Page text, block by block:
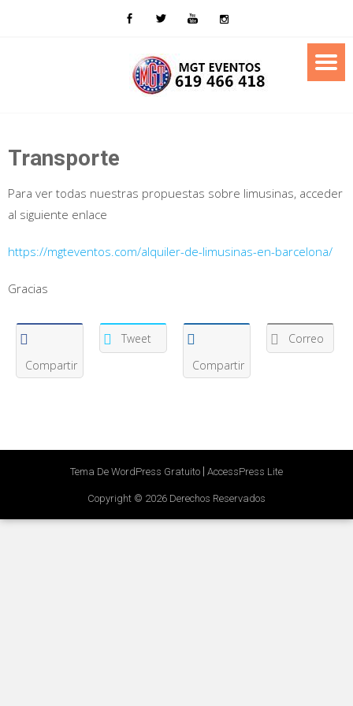
Transporte
Para ver todas nuestras propuestas sobre limusinas, acceder
al siguiente enlace
https://mgteventos.com/alquiler-de-limusinas-en-barcelona/
Gracias
Compartir
Tweet
Compartir
Correo
Tema De WordPress Gratuito AccessPress Lite
Copyright © 2026 Derechos Reservados